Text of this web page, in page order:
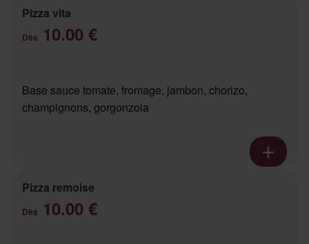
Pizza vita
Dès 10.00 €
Base sauce tomate, fromage, jambon, chorizo,
champignons, gorgonzola
Pizza remoise
Dès 10.00 €